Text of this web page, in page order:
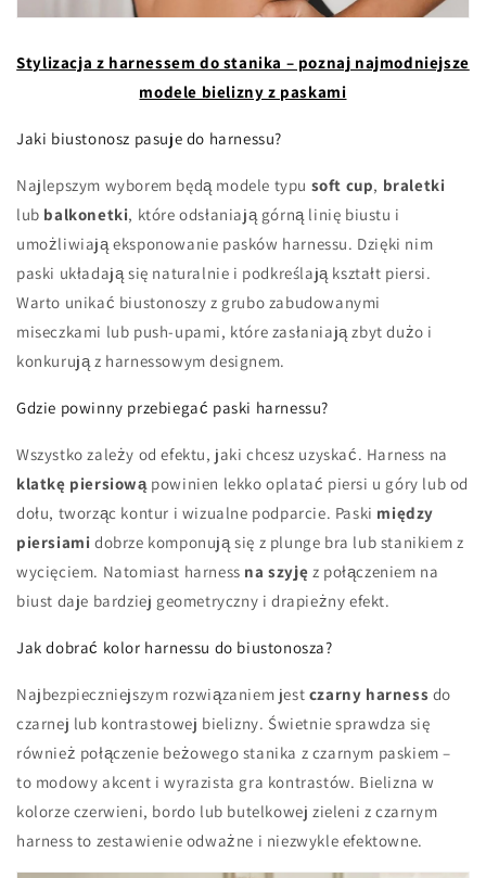
Stylizacja z harnessem do stanika – poznaj najmodniejsze
modele bielizny z paskami
Jaki biustonosz pasuje do harnessu?
Najlepszym wyborem będą modele typu soft cup, braletki
lub balkonetki, które odsłaniają górną linię biustu i
umożliwiają eksponowanie pasków harnessu. Dzięki nim
paski układają się naturalnie i podkreślają kształt piersi.
Warto unikać biustonoszy z grubo zabudowanymi
miseczkami lub push-upami, które zasłaniają zbyt dużo i
konkurują z harnessowym designem.
Gdzie powinny przebiegać paski harnessu?
Wszystko zależy od efektu, jaki chcesz uzyskać. Harness na
klatkę piersiowąpowinien lekko oplatać piersi u góry lub od
dołu, tworząc kontur i wizualne podparcie. Paski między
piersiami dobrze komponują się z plunge bra lub stanikiem z
wycięciem. Natomiast harness na szyję z połączeniem na
biust daje bardziej geometryczny i drapieżny efekt.
Jak dobrać kolor harnessu do biustonosza?
Najbezpieczniejszym rozwiązaniem jest czarny harness do
czarnej lub kontrastowej bielizny. Świetnie sprawdza się
również połączenie beżowego stanika z czarnym paskiem –
to modowy akcent i wyrazista gra kontrastów. Bielizna w
kolorze czerwieni, bordo lub butelkowej zieleni z czarnym
harness to zestawienie odważne i niezwykle efektowne.